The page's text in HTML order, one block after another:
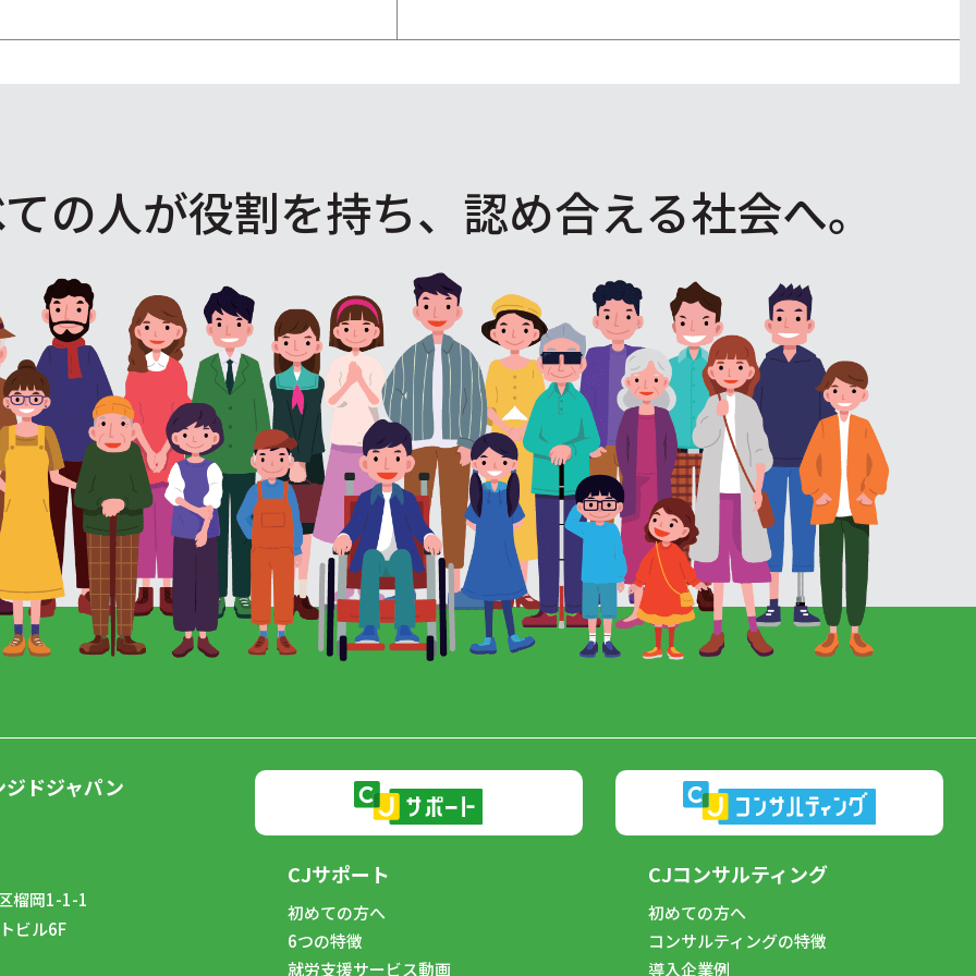
の人が役割を持ち、認め合える社会へ。
ドジャパン
榴岡1-1-1
ビル6F
CJサポート
初めての方へ
6つの特徴
就労支援サービス動画
CJコンサルティング
初めての方へ
コンサルティングの特徴
導入企業例